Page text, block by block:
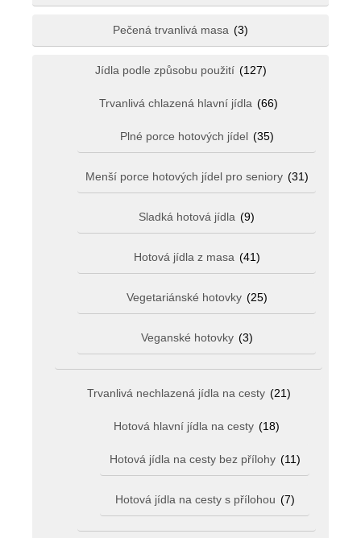
Pečená trvanlivá masa (3)
Jídla podle způsobu použití (127)
Trvanlivá chlazená hlavní jídla (66)
Plné porce hotových jídel (35)
Menší porce hotových jídel pro seniory (31)
Sladká hotová jídla (9)
Hotová jídla z masa (41)
Vegetariánské hotovky (25)
Veganské hotovky (3)
Trvanlivá nechlazená jídla na cesty (21)
Hotová hlavní jídla na cesty (18)
Hotová jídla na cesty bez přílohy (11)
Hotová jídla na cesty s přílohou (7)